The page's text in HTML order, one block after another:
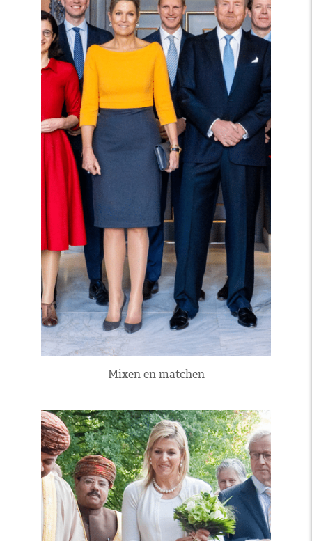
Mixen en matchen